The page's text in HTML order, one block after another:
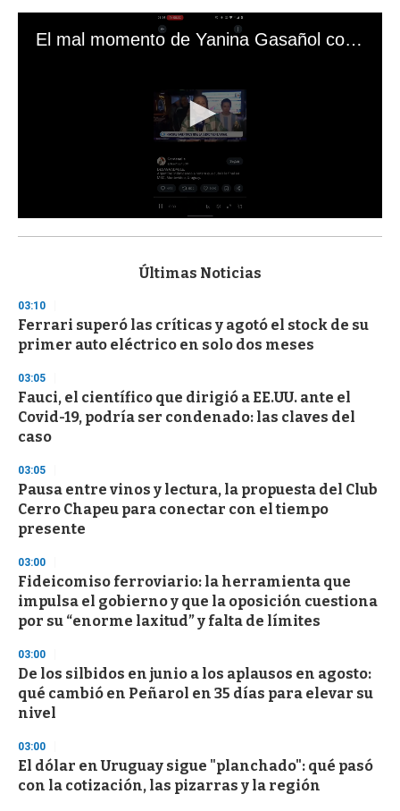
El mal momento de Yanina Gasañol con un hincha argentino en "Subrayado"
s
d
s
o
f
3
s
e
c
o
d
s
Últimas Noticias
03:10
Ferrari superó las críticas y agotó el stock de su
primer auto eléctrico en solo dos meses
03:05
Fauci, el científico que dirigió a EE.UU. ante el
Covid-19, podría ser condenado: las claves del
caso
03:05
Pausa entre vinos y lectura, la propuesta del Club
Cerro Chapeu para conectar con el tiempo
presente
03:00
Fideicomiso ferroviario: la herramienta que
impulsa el gobierno y que la oposición cuestiona
por su “enorme laxitud” y falta de límites
03:00
De los silbidos en junio a los aplausos en agosto:
qué cambió en Peñarol en 35 días para elevar su
nivel
03:00
El dólar en Uruguay sigue "planchado": qué pasó
con la cotización, las pizarras y la región